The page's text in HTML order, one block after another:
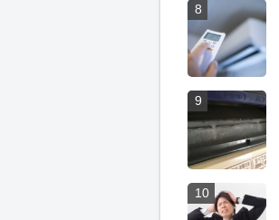
8
9
10